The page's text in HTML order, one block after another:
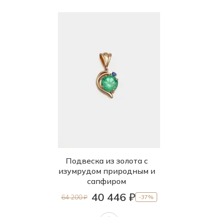
Подвеска из золота с
изумрудом природным и
сапфиром
64 200 ₽ 40 446 ₽ -37%